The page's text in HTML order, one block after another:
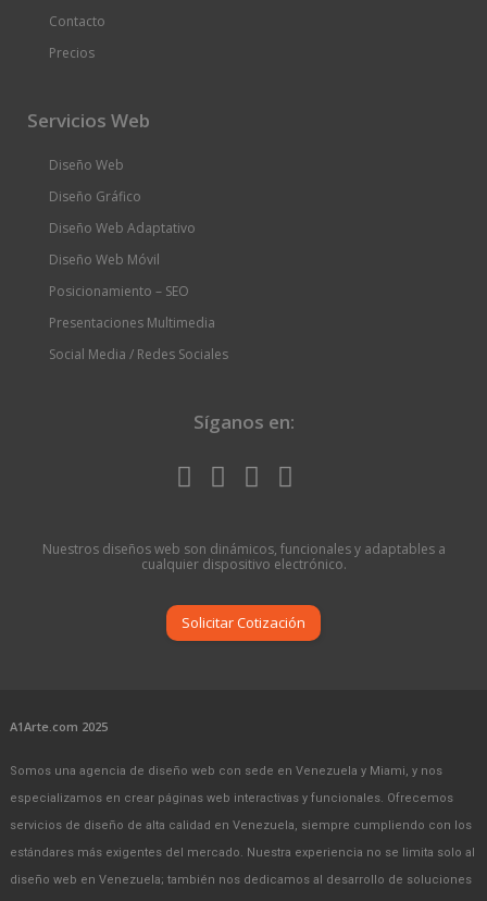
Contacto
Precios
Servicios Web
Diseño Web
Diseño Gráfico
Diseño Web Adaptativo
Diseño Web Móvil
Posicionamiento – SEO
Presentaciones Multimedia
Social Media / Redes Sociales
Síganos en:
Nuestros diseños web son dinámicos, funcionales y adaptables a
cualquier dispositivo electrónico.
Solicitar Cotización
A1Arte.com 2025
Somos una agencia de diseño web con sede en Venezuela y Miami, y nos
especializamos en crear páginas web interactivas y funcionales. Ofrecemos
servicios de diseño de alta calidad en Venezuela, siempre cumpliendo con los
estándares más exigentes del mercado. Nuestra experiencia no se limita solo al
diseño web en Venezuela; también nos dedicamos al desarrollo de soluciones